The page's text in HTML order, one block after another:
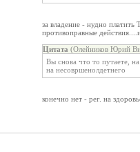
за владение - нудно платить
противоправные
Цитата (Олейников Юрий
Вы снова что то путаете,
на несовршенолдетнего
конечно нет - рег. на